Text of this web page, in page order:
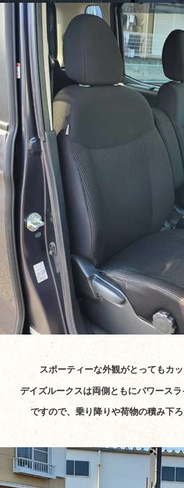
スポーティーな外観がとってもカ
デイズルークスは両側ともにパワース
ですので、乗り降りや荷物の積み下